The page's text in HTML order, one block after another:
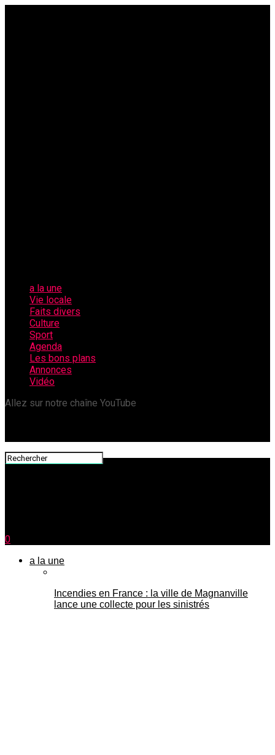
a la une
Vie locale
Faits divers
Culture
Sport
Agenda
Les bons plans
Annonces
Vidéo
Allez sur notre chaîne YouTube
0
a la une
Incendies en France : la ville de Magnanville
lance une collecte pour les sinistrés